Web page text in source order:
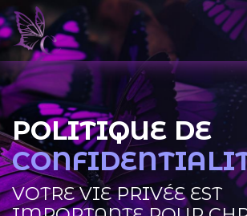
POLITIQUE DE
VOTRE VIE PRIVÉE EST